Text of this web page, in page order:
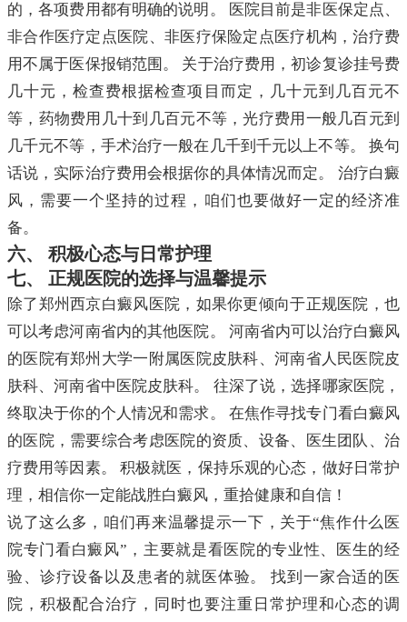
的，各项费用都有明确的说明。 医院目前是非医保定点、
非合作医疗定点医院、非医疗保险定点医疗机构，治疗费
用不属于医保报销范围。 关于治疗费用，初诊复诊挂号费
几十元，检查费根据检查项目而定，几十元到几百元不
等，药物费用几十到几百元不等，光疗费用一般几百元到
几千元不等，手术治疗一般在几千到千元以上不等。 换句
话说，实际治疗费用会根据你的具体情况而定。 治疗白癜
风，需要一个坚持的过程，咱们也要做好一定的经济准
备。
六、 积极心态与日常护理
七、 正规医院的选择与温馨提示
除了郑州西京白癜风医院，如果你更倾向于正规医院，也
可以考虑河南省内的其他医院。 河南省内可以治疗白癜风
的医院有郑州大学一附属医院皮肤科、河南省人民医院皮
肤科、河南省中医院皮肤科。 往深了说，选择哪家医院，
终取决于你的个人情况和需求。 在焦作寻找专门看白癜风
的医院，需要综合考虑医院的资质、设备、医生团队、治
疗费用等因素。 积极就医，保持乐观的心态，做好日常护
理，相信你一定能战胜白癜风，重拾健康和自信！
说了这么多，咱们再来温馨提示一下，关于“焦作什么医
院专门看白癜风”，主要就是看医院的专业性、医生的经
验、诊疗设备以及患者的就医体验。 找到一家合适的医
院，积极配合治疗，同时也要注重日常护理和心态的调